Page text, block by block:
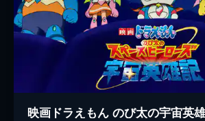
映画ドラえもん のび太の宇宙英